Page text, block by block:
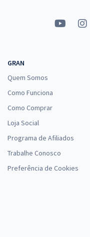
GRAN
Quem Somos
Como Funciona
Como Comprar
Loja Social
Programa de Afiliados
Trabalhe Conosco
Preferência de Cookies